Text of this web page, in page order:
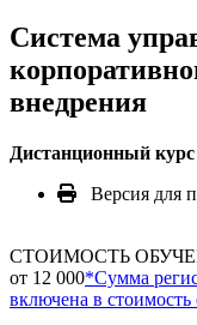
Система
внедрения
Дистанционный курс
Версия для
СТОИМОСТЬ
от 12 000*Сумма
включена в стоимость